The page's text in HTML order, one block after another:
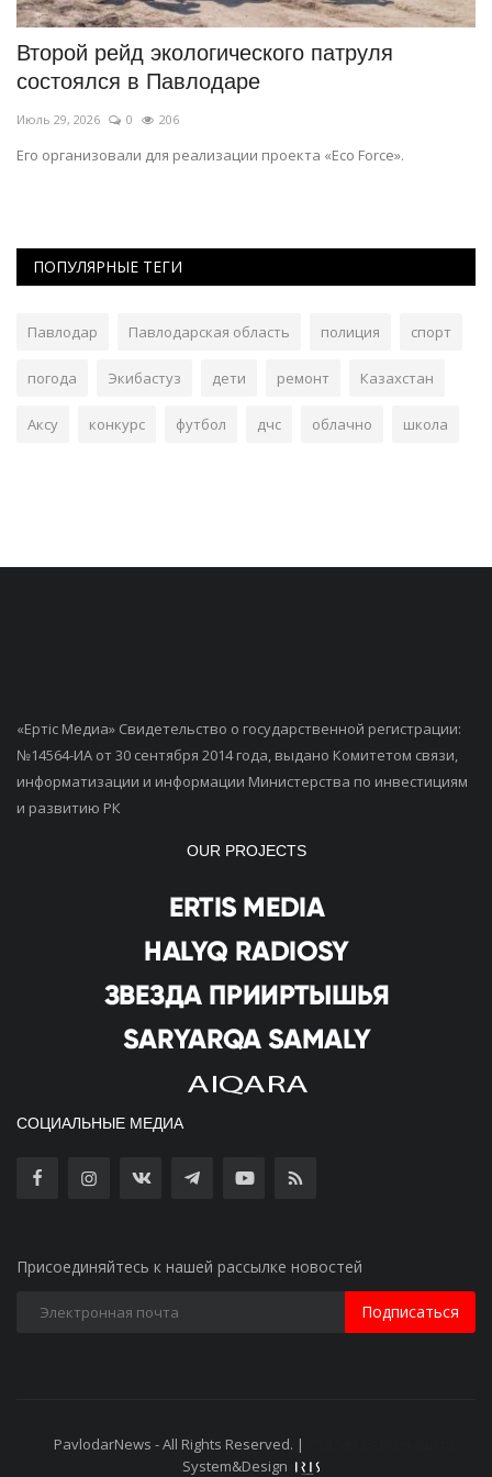
Второй рейд экологического патруля
состоялся в Павлодаре
Июль 29, 2026 0 206
Его организовали для реализации проекта «Eco Force».
ПОПУЛЯРНЫЕ ТЕГИ
Павлодар Павлодарская область полиция спорт
погода Экибастуз дети ремонт Казахстан
Аксу конкурс футбол дчс облачно школа
«Ертiс Медиа» Свидетельство о государственной регистрации:
№14564-ИА от 30 сентября 2014 года, выдано Комитетом связи,
информатизации и информации Министерства по инвестициям
и развитию РК
OUR PROJECTS
СОЦИАЛЬНЫЕ МЕДИА
Присоединяйтесь к нашей рассылке новостей
Подписаться
PavlodarNews - All Rights Reserved. |
System&Design